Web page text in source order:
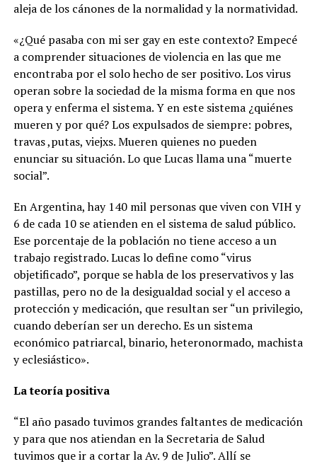
aleja de los cánones de la normalidad y la normatividad.
«¿Qué pasaba con mi ser gay en este contexto? Empecé
a comprender situaciones de violencia en las que me
encontraba por el solo hecho de ser positivo. Los virus
operan sobre la sociedad de la misma forma en que nos
opera y enferma el sistema. Y en este sistema ¿quiénes
mueren y por qué? Los expulsados de siempre: pobres,
travas ,putas, viejxs. Mueren quienes no pueden
enunciar su situación. Lo que Lucas llama una “muerte
social”.
En Argentina, hay 140 mil personas que viven con VIH y
6 de cada 10 se atienden en el sistema de salud público.
Ese porcentaje de la población no tiene acceso a un
trabajo registrado. Lucas lo define como “virus
objetificado”, porque se habla de los preservativos y las
pastillas, pero no de la desigualdad social y el acceso a
protección y medicación, que resultan ser “un privilegio,
cuando deberían ser un derecho. Es un sistema
económico patriarcal, binario, heteronormado, machista
y eclesiástico».
La teoría positiva
“El año pasado tuvimos grandes faltantes de medicación
y para que nos atiendan en la Secretaria de Salud
tuvimos que ir a cortar la Av. 9 de Julio”. Allí se